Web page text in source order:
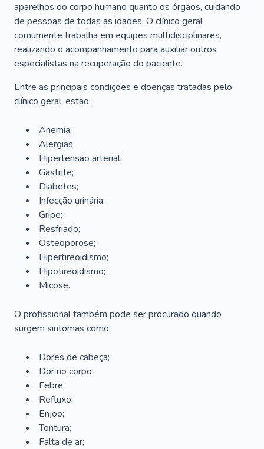
aparelhos do corpo humano quanto os órgãos, cuidando
de pessoas de todas as idades. O clínico geral
comumente trabalha em equipes multidisciplinares,
realizando o acompanhamento para auxiliar outros
especialistas na recuperação do paciente.
Entre as principais condições e doenças tratadas pelo
clínico geral, estão:
Anemia;
Alergias;
Hipertensão arterial;
Gastrite;
Diabetes;
Infecção urinária;
Gripe;
Resfriado;
Osteoporose;
Hipertireoidismo;
Hipotireoidismo;
Micose.
O profissional também pode ser procurado quando
surgem sintomas como:
Dores de cabeça;
Dor no corpo;
Febre;
Refluxo;
Enjoo;
Tontura;
Falta de ar;